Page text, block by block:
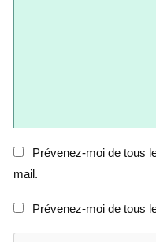
Prévenez-moi de tous
mail.
Prévenez-moi de tous